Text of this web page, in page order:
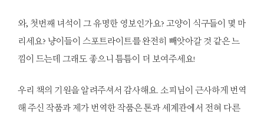
와, 첫번째 녀석이 그 유명한 영보인가요? 고양이 식구들이 몇 마
리세요? 냥이들이 스포트라이트를 완전히 빼앗아갈 것 같은 느
낌이 드는데 그래도 좋으니 틈틈이 더 보여주세요!
우리 책의 기원을 알려주셔서 감사해요. 소피님이 근사하게 번역
해 주신 작품과 제가 번역한 작품은 톤과 세계관에서 전혀 다른